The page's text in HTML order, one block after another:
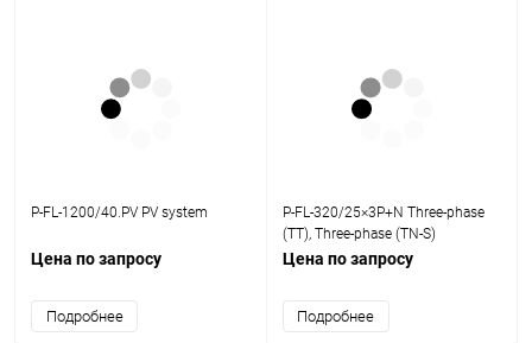
P-FL-1200/40.PV PV system
Цена по запросу
Подробнее
P-FL-320/25×3P+N Three-phase
(TT), Three-phase (TN-S)
Цена по запросу
Подробнее